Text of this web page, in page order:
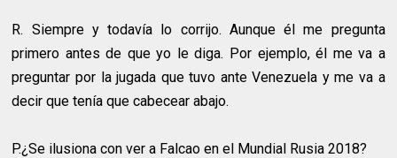
R. Siempre y todavía lo corrijo. Aunque él me pregunta
primero antes de que yo le diga. Por ejemplo, él me va a
preguntar por la jugada que tuvo ante Venezuela y me va a
decir que tenía que cabecear abajo.
P.¿Se ilusiona con ver a Falcao en el Mundial Rusia 2018?